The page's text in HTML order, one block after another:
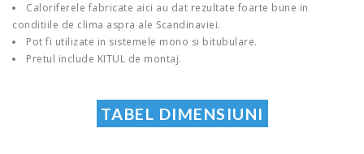
Caloriferele fabricate aici au dat rezultate foarte bune in
conditiile de clima aspra ale Scandinaviei.
Pot fi utilizate in sistemele mono si bitubulare.
Pretul include KITUL de montaj.
TABEL DIMENSIUNI